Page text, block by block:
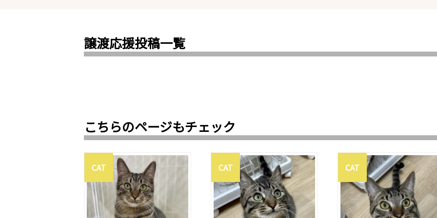
譲渡応援投稿一覧
こちらのページもチェック
CAT CAT CAT